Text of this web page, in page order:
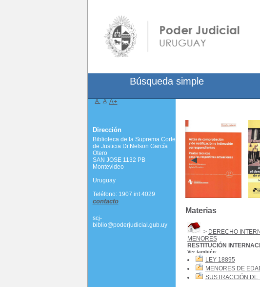
Materias
> DERECHO
MENORES
RESTITUCIÓN
Ver también:
LEY 18895
MENORES DE
SUSTRACCIÓN DE
Búsqueda simple
A- A A+
Dirección
Biblioteca de la Suprema Corte
de Justicia Dr.Nelson García
Otero
SAN JOSE 1132 PB
Montevideo
Uruguay
Teléfono: 1907 int 4029
contacto
scj-
biblio@poderjudicial.gub.uy